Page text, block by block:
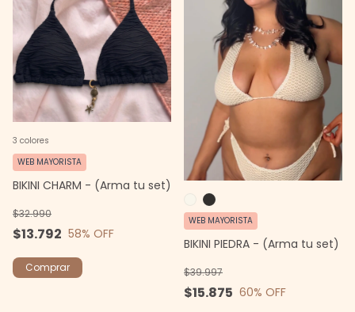
BIKINI CHARM - (Arma tu set)
$13.792
$32.990
58% OFF
WEB MAYORISTA
3 colores
Comprar
BIKINI PIEDRA - (Arma tu set)
$15.875
$39.997
60% OFF
WEB MAYORISTA